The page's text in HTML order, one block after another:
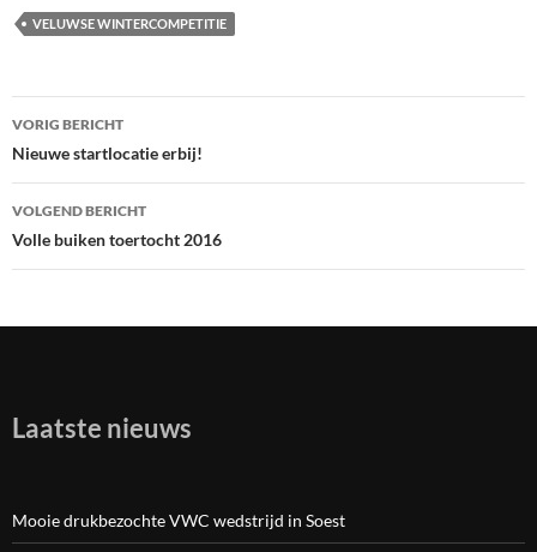
VELUWSE WINTERCOMPETITIE
Bericht
navigatie
VORIG BERICHT
Nieuwe startlocatie erbij!
VOLGEND BERICHT
Volle buiken toertocht 2016
Laatste nieuws
Mooie drukbezochte VWC wedstrijd in Soest